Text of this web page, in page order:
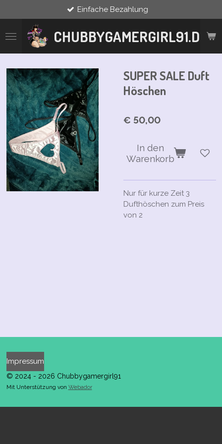
Hauptinhalt
springen
CHUBBYGAMERGIRL91.DE
Einfache Bezahlung
SUPER SALE Duft
Höschen
€ 50,00
In den
Warenkorb
Nur für kurze Zeit 3
Dufthöschen zum Preis
von 2
Impressum
© 2024 - 2026 Chubbygamergirl91
Mit Unterstützung von Webador